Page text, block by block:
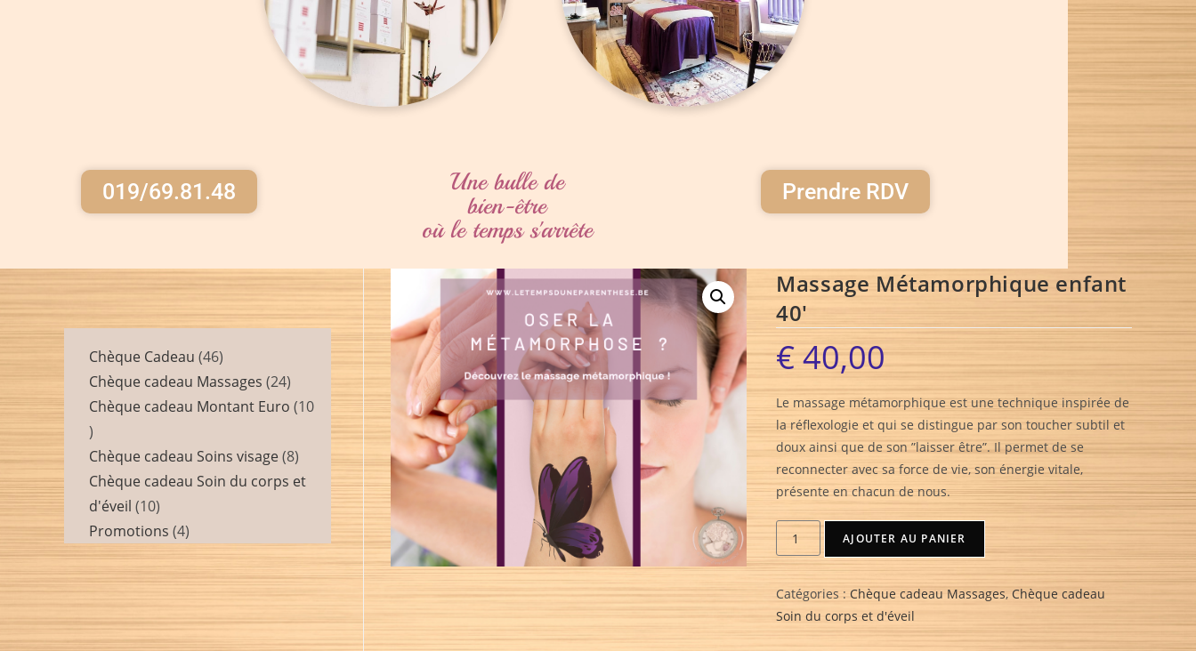
019/69.81.48 Une bulle de
bien-être
où le temps s'arrête
Prendre RDV
Massage Métamorphique enfant
40′
€40,00
Le massage métamorphique est une technique inspirée de
la réflexologie et qui se distingue par son toucher subtil et
doux ainsi que de son ”laisser être”. Il permet de se
reconnecter avec sa force de vie, son énergie vitale,
présente en chacun de nous.
AJOUTER AU PANIER
Catégories :Chèque cadeau Massages,Chèque cadeau
Soin du corps et d'éveil
Chèque Cadeau 46
Chèque cadeau Massages 24
Chèque cadeau Montant Euro 10
Chèque cadeau Soins visage 8
Chèque cadeau Soin du corps et
d'éveil 10
Promotions 4